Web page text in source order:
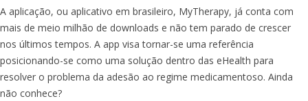
A aplicação, ou aplicativo em brasileiro, MyTherapy, já conta com
mais de meio milhão de downloads e não tem parado de crescer
nos últimos tempos. A app visa tornar-se uma referência
posicionando-se como uma solução dentro das eHealth para
resolver o problema da adesão ao regime medicamentoso. Ainda
não conhece?